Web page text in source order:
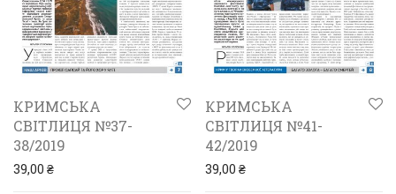
КРИМСЬКА
СВІТЛИЦЯ №37-
38/2019
39,00 ₴
КРИМСЬКА
СВІТЛИЦЯ №41-
42/2019
39,00 ₴